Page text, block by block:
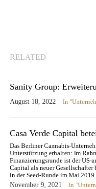
RELATED
Sanity Group:
August 18, 2022 In
Casa Verde Capital
Das Berliner Cannabis-
Unterstützung erhalten: Im
Finanzierungsrunde ist der US-
Capital als neuer
in der Seed-Runde im Mai
Managing Partner Karan
November 9, 2021 In